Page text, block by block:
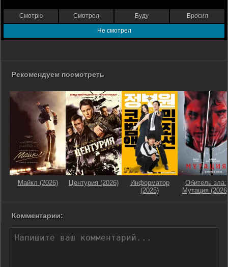
Смотрю Смотрел Буду Бросил
Не смотрел
Рекомендуем посмотреть
Майкл (2026) Центурия (2026)
Информатор
(2025)
Обитель зла:
Мутация
Комментарии: